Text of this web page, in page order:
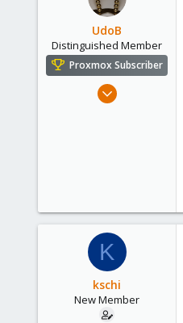
UdoB
Distinguished Member
Proxmox Subscriber
Nov 1, 2016
K
kschi
New Member